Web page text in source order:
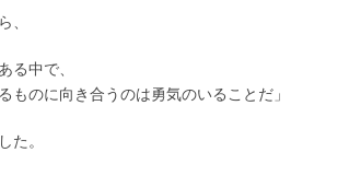
、
る中で、
ものに向き合うのは勇気のいることだ」
た。